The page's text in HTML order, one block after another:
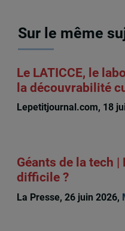
Sur le même
Le LATICCE, le
la découvrabilité
Lepetitjournal.com, 18
Géants de la tech
difficile ?
La Presse, 26 juin 2026,